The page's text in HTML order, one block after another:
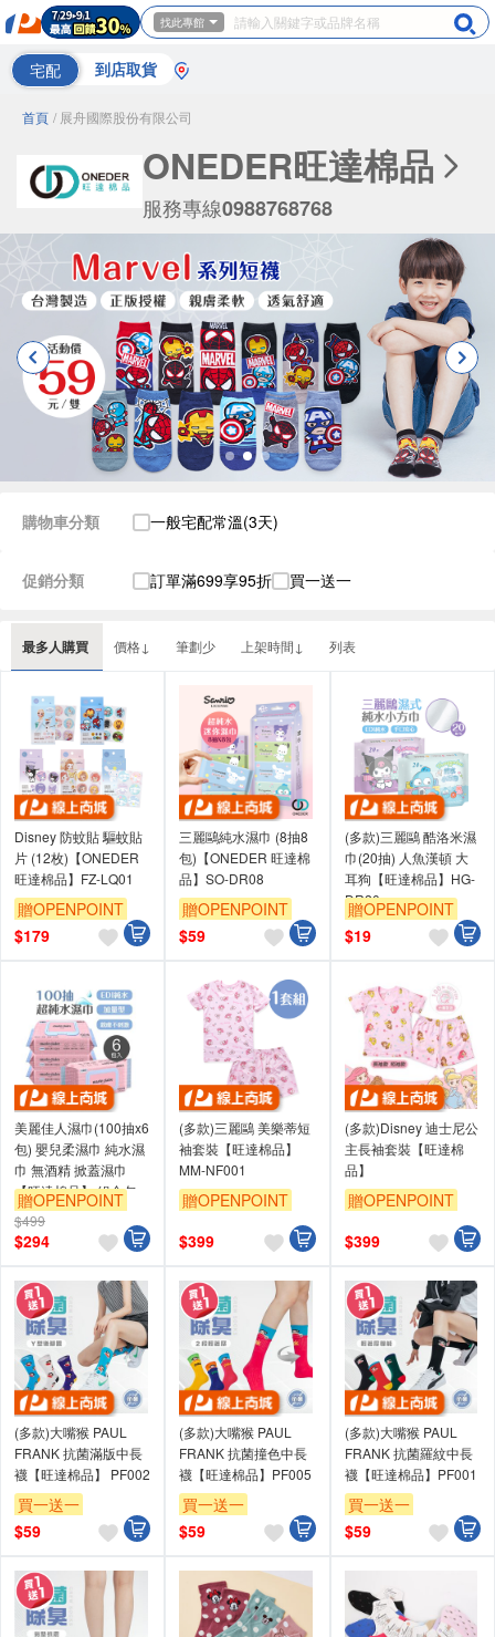
找此專館
宅配 到店取貨
首頁 / 展舟國際股份有限公司
ONEDER旺達棉品
服務專線0988768768
最多人購買 價格↓ 筆劃少 上架時間↓ 列表
購物車分類 一般宅配常溫(3天)
促銷分類 訂單滿699享95折 買一送一
Disney 防蚊貼 驅蚊貼
片 (12枚)【ONEDER
旺達棉品】FZ-LQ01
贈OPENPOINT
訂單滿699享95折
$179
三麗鷗純水濕巾 (8抽8
包)【ONEDER 旺達棉
品】SO-DR08
贈OPENPOINT
訂單滿699享95折
$59
(多款)三麗鷗 酷洛米濕
巾(20抽) 人魚漢頓 大
耳狗【旺達棉品】HG-
DR20
贈OPENPOINT
訂單滿699享95折
$19
美麗佳人濕巾(100抽x6
包) 嬰兒柔濕巾 純水濕
巾 無酒精 掀蓋濕巾
【旺達棉品】 組合包
MC-DR100
贈OPENPOINT
訂單滿699享95折
$499
$294
(多款)三麗鷗 美樂蒂短
袖套裝【旺達棉品】
MM-NF001
贈OPENPOINT
訂單滿699享95折
$399
(多款)Disney 迪士尼公
主長袖套裝【旺達棉
品】
贈OPENPOINT
訂單滿699享95折
$399
(多款)大嘴猴 PAUL
FRANK 抗菌滿版中長
襪【旺達棉品】 PF002
買一送一
贈OPENPOINT
$59
(多款)大嘴猴 PAUL
FRANK 抗菌撞色中長
襪【旺達棉品】PF005
買一送一
贈OPENPOINT
$59
(多款)大嘴猴 PAUL
FRANK 抗菌羅紋中長
襪【旺達棉品】PF001
買一送一
贈OPENPOINT
$59